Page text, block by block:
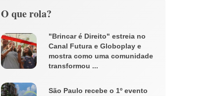
O que rola?
"Brincar é Direito" estreia no
Canal Futura e Globoplay e
mostra como uma comunidade
transformou ...
São Paulo recebe o 1º evento